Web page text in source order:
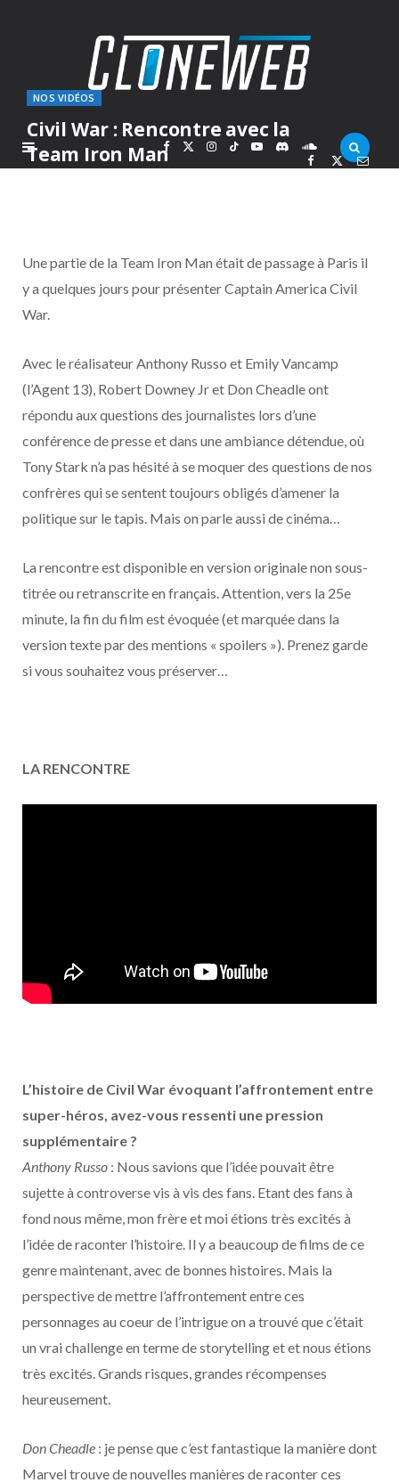
F
o
k
t
e
I
g
a
T
k
Y
T
b r
S
C
o
NOS VIDÉOS
Civil War : Rencontre avec la
Team Iron Man
Une partie de la Team Iron Man était de passage à Paris il
y a quelques jours pour présenter Captain America Civil
War.
Avec le réalisateur Anthony Russo et Emily Vancamp
(l’Agent 13), Robert Downey Jr et Don Cheadle ont
répondu aux questions des journalistes lors d’une
conférence de presse et dans une ambiance détendue, où
Tony Stark n’a pas hésité à se moquer des questions de nos
confrères qui se sentent toujours obligés d’amener la
politique sur le tapis. Mais on parle aussi de cinéma…
La rencontre est disponible en version originale non sous-
titrée ou retranscrite en français. Attention, vers la 25e
minute, la fin du film est évoquée (et marquée dans la
version texte par des mentions « spoilers »). Prenez garde
si vous souhaitez vous préserver…
LA RENCONTRE
L’histoire de Civil War évoquant l’affrontement entre
super-héros, avez-vous ressenti une pression
supplémentaire ?
Anthony Russo : Nous savions que l’idée pouvait être
sujette à controverse vis à vis des fans. Etant des fans à
fond nous même, mon frère et moi étions très excités à
l’idée de raconter l’histoire. Il y a beaucoup de films de ce
genre maintenant, avec de bonnes histoires. Mais la
perspective de mettre l’affrontement entre ces
personnages au coeur de l’intrigue on a trouvé que c’était
un vrai challenge en terme de storytelling et et nous étions
très excités. Grands risques, grandes récompenses
heureusement.
Don Cheadle : je pense que c’est fantastique la manière dont
Marvel trouve de nouvelles manières de raconter ces